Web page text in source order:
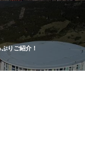
りご紹介！